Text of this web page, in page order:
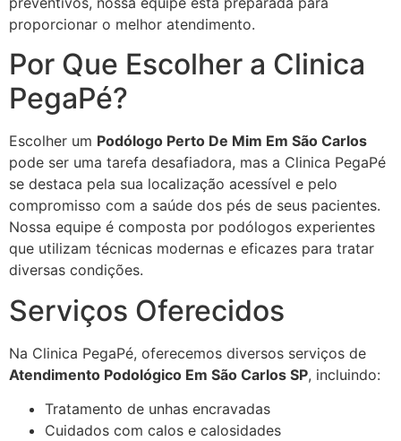
proporcionar o melhor atendimento.
Por Que Escolher a Clinica
PegaPé?
Escolher um Podólogo Perto De Mim Em São Carlos
pode ser uma tarefa desafiadora, mas a Clinica PegaPé
se destaca pela sua localização acessível e pelo
compromisso com a saúde dos pés de seus pacientes.
Nossa equipe é composta por podólogos experientes
que utilizam técnicas modernas e eficazes para tratar
diversas condições.
Serviços Oferecidos
Na Clinica PegaPé, oferecemos diversos serviços de
Atendimento Podológico Em São Carlos SP, incluindo:
Tratamento de unhas encravadas
Cuidados com calos e calosidades